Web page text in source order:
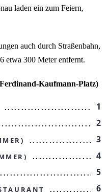
laden ein zum Feiern,
auch durch Straßenbahn,
etwa 300 Meter entfernt.
Kaufmann-Platz)
1
2
3
4
5
6